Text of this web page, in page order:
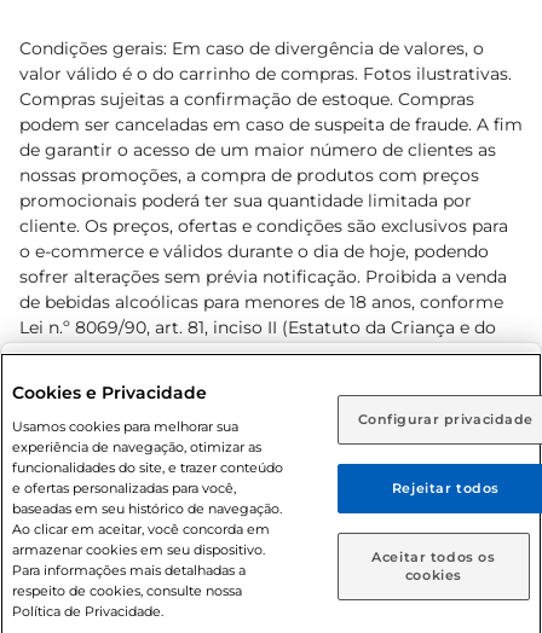
Rio de Janeiro (RJ) Goiás (GO)
Ou
Caso queira comprar online, informe como deseja receber
suas compras:
Entrega em casa Retire em Loja
Condições gerais: Em caso de divergência de valores, o
valor válido é o do carrinho de compras. Fotos ilustrativas.
Compras sujeitas a confirmação de estoque. Compras
podem ser canceladas em caso de suspeita de fraude. A fim
de garantir o acesso de um maior número de clientes as
nossas promoções, a compra de produtos com preços
promocionais poderá ter sua quantidade limitada por
cliente. Os preços, ofertas e condições são exclusivos para
o e-commerce e válidos durante o dia de hoje, podendo
sofrer alterações sem prévia notificação. Proibida a venda
de bebidas alcoólicas para menores de 18 anos, conforme
Lei n.º 8069/90, art. 81, inciso II (Estatuto da Criança e do
Adolescente). Preços e condições exclusivos para o
prévio. O valor mínimo para as compras on-line é de R$
80,00.
© 2026 Copyright. Todos os direitos
reservados Prezunic.
Cookies e Privacidade
Usamos cookies para melhorar sua
experiência de navegação, otimizar as
funcionalidades do site, e trazer conteúdo
e ofertas personalizadas para você,
baseadas em seu histórico de navegação.
Ao clicar em aceitar, você concorda em
armazenar cookies em seu dispositivo.
Para informações mais detalhadas a
respeito de cookies, consulte nossa
Política de Privacidade.
Configurar privacidade
Rejeitar todos
Aceitar todos os
cookies